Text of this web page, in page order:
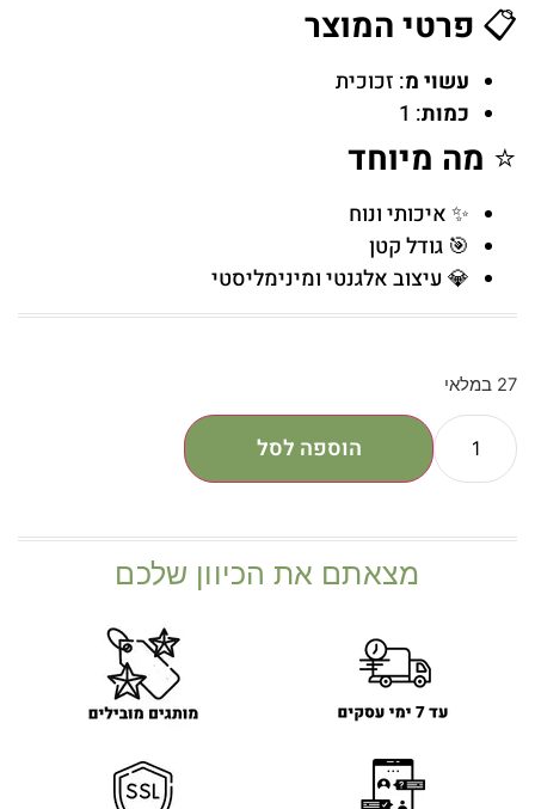
📋 פרטי המוצר
עשוי מ: זכוכית
כמות: 1
⭐ מה מיוחד
✨ איכותי ונוח
🎯 גודל קטן
💎 עיצוב אלגנטי ומינימליסטי
27 במלאי
הוספה לסל
מצאתם את הכיוון שלכם